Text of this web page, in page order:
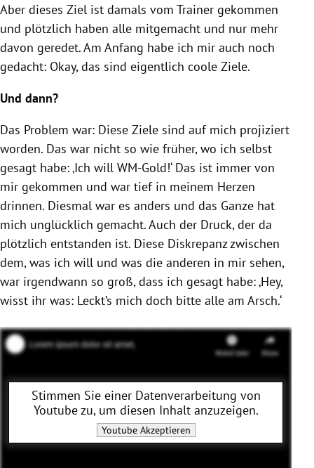
Aber dieses Ziel ist damals vom Trainer gekommen
und plötzlich haben alle mitgemacht und nur mehr
davon geredet. Am Anfang habe ich mir auch noch
gedacht: Okay, das sind eigentlich coole Ziele.
Und dann?
Das Problem war: Diese Ziele sind auf mich projiziert
worden. Das war nicht so wie früher, wo ich selbst
gesagt habe: ‚Ich will WM-Gold!‘ Das ist immer von
mir gekommen und war tief in meinem Herzen
drinnen. Diesmal war es anders und das Ganze hat
mich unglücklich gemacht. Auch der Druck, der da
plötzlich entstanden ist. Diese Diskrepanz zwischen
dem, was ich will und was die anderen in mir sehen,
war irgendwann so groß, dass ich gesagt habe: ‚Hey,
wisst ihr was: Leckt’s mich doch bitte alle am Arsch.‘
Stimmen Sie einer Datenverarbeitung von
Youtubezu, um diesen Inhalt anzuzeigen.
YoutubeAkzeptieren